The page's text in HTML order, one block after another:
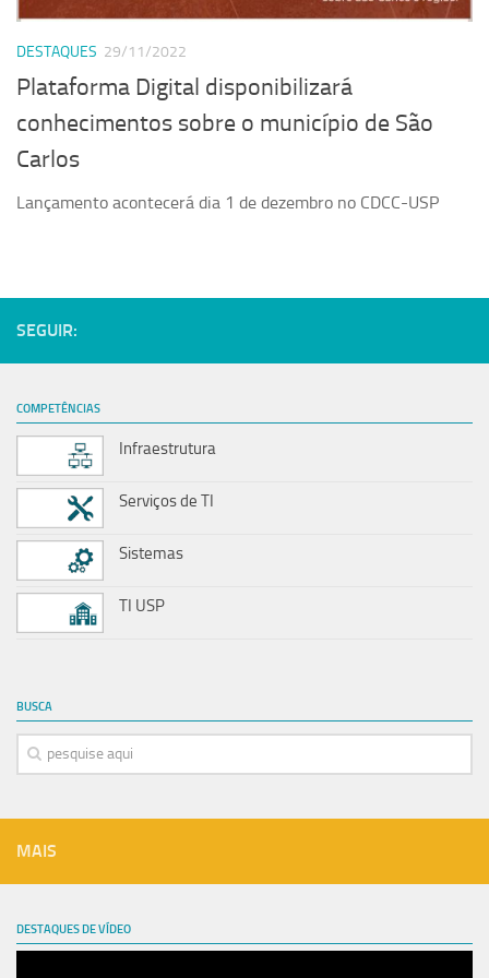
DESTAQUES 29/11/2022
Plataforma Digital disponibilizará
conhecimentos sobre o município de São
Carlos
Lançamento acontecerá dia 1 de dezembro no CDCC-USP
SEGUIR:
COMPETÊNCIAS
Infraestrutura
Serviços de TI
Sistemas
TI USP
BUSCA
MAIS
DESTAQUES DE VÍDEO